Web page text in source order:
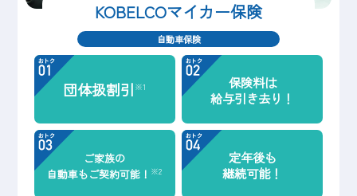
KOBELCOマイカー保険
自動車保険
団体扱割引 ※1
保険料は
給与引き去り！
ご家族の
自動車もご契約可能！ ※2
定年後も
継続可能！